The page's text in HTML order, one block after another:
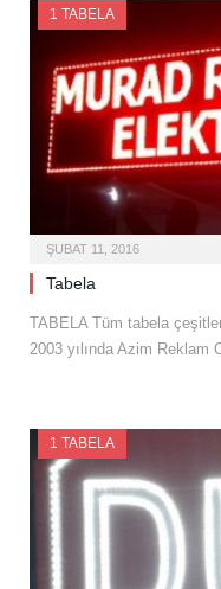
1 TABELA
ŞUBAT 11, 2016
Tabela
TABELA Tüm tabela
2003 yılında Azim Reklam
1 TABELA